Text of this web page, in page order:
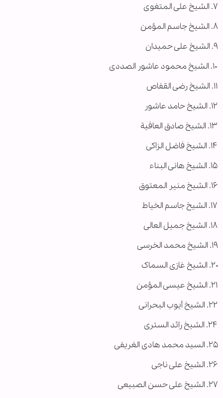
۷. الشیخ علی المتغوی
۸. الشیخ جاسم المؤمن
۹. الشیخ علی حمیدان
۱۰. الشیخ محمود عاشور الصددی
۱۱. الشیخ رضی القفاص
۱۲. الشیخ حامد عاشور
۱۳. الشیخ صادق العافیة
۱۴. الشیخ فاضل الزاکی
۱۵. الشیخ هانی البناء
۱۶. الشیخ منیر المعتوق
۱۷. الشیخ جاسم الخیاط
۱۸. الشیخ جمیل العالی
۱۹. الشیخ محمد الخرسی
۲۰. الشیخ غازی السماک
۲۱. الشیخ عیسی المؤمن
۲۲. الشیخ أیوب البحرانی
۲۴. الشیخ رائد الستری
۲۵. السید محمد هادی الغریفی
۲۶. الشیخ علی ناجی
۲۷. الشیخ علی حسن الصبیعی